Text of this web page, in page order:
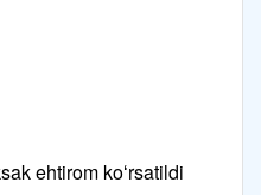
ehtirom koʻrsatildi